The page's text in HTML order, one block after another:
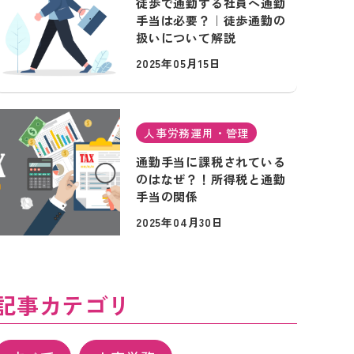
手当は必要？｜徒歩通勤の
扱いについて解説
2025年05月15日
人事労務運用・管理
通勤手当に課税されている
のはなぜ？！所得税と通勤
手当の関係
2025年04月30日
事カテゴリ